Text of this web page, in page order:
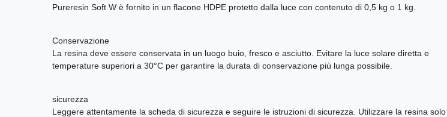
Pureresin Soft W è fornito in un flacone HDPE protetto dalla luce con contenuto di 0,5 kg o 1 kg.
Conservazione
La resina deve essere conservata in un luogo buio, fresco e asciutto. Evitare la luce solare diretta e
temperature superiori a 30°C per garantire la durata di conservazione più lunga possibile.
sicurezza
Leggere attentamente la scheda di sicurezza e seguire le istruzioni di sicurezza. Utilizzare la resina solo